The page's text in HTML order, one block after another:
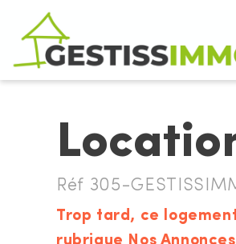
Réf 305-
Trop tard, ce
rubrique Nos Annonces